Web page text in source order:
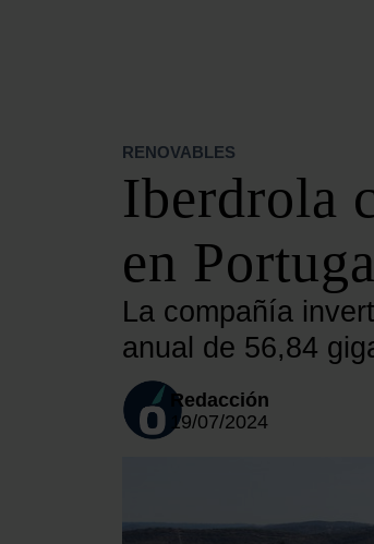
MOVILIDAD
ALMACENAMIENTO
STARTUPS &
HIDRÓGENO
TOP 10
TECH
RENOVABLES
Iberdrola
en
La compañía
anual de 56,84
Redacción
19/07/2024